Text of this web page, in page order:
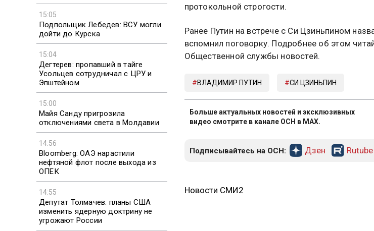
15:05
Подпольщик Лебедев: ВСУ могли
дойти до Курска
15:04
Дегтерев: пропавший в тайге
Усольцев сотрудничал с ЦРУ и
Эпштейном
15:00
Майя Санду пригрозила
отключениями света в Молдавии
14:56
Bloomberg: ОАЭ нарастили
нефтяной флот после выхода из
ОПЕК
14:55
Депутат Толмачев: планы США
изменить ядерную доктрину не
угрожают России
протокольной строгости.
Ранее Путин на встрече с Си Цзиньпином
вспомнил поговорку. Подробнее об этом
Общественной службы новостей.
ВЛАДИМИР ПУТИН СИ ЦЗИНЬПИН
Больше актуальных новостей и эксклюзивных
видео смотрите в канале ОСН в MAX.
Подписывайтесь на ОСН: Дзен Rutube
Новости СМИ2